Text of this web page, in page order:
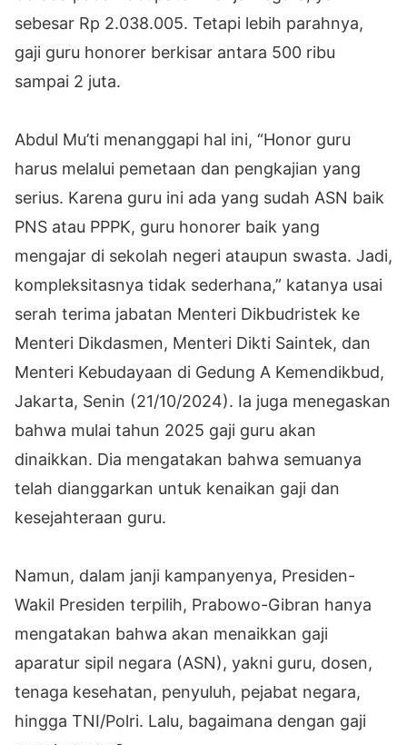
sebesar Rp 2.038.005. Tetapi lebih parahnya,
gaji guru honorer berkisar antara 500 ribu
sampai 2 juta.
Abdul Mu’ti menanggapi hal ini, “Honor guru
harus melalui pemetaan dan pengkajian yang
serius. Karena guru ini ada yang sudah ASN baik
PNS atau PPPK, guru honorer baik yang
mengajar di sekolah negeri ataupun swasta. Jadi,
kompleksitasnya tidak sederhana,” katanya usai
serah terima jabatan Menteri Dikbudristek ke
Menteri Dikdasmen, Menteri Dikti Saintek, dan
Menteri Kebudayaan di Gedung A Kemendikbud,
Jakarta, Senin (21/10/2024). Ia juga menegaskan
bahwa mulai tahun 2025 gaji guru akan
dinaikkan. Dia mengatakan bahwa semuanya
telah dianggarkan untuk kenaikan gaji dan
kesejahteraan guru.
Namun, dalam janji kampanyenya, Presiden-
Wakil Presiden terpilih, Prabowo-Gibran hanya
mengatakan bahwa akan menaikkan gaji
aparatur sipil negara (ASN), yakni guru, dosen,
tenaga kesehatan, penyuluh, pejabat negara,
hingga TNI/Polri. Lalu, bagaimana dengan gaji